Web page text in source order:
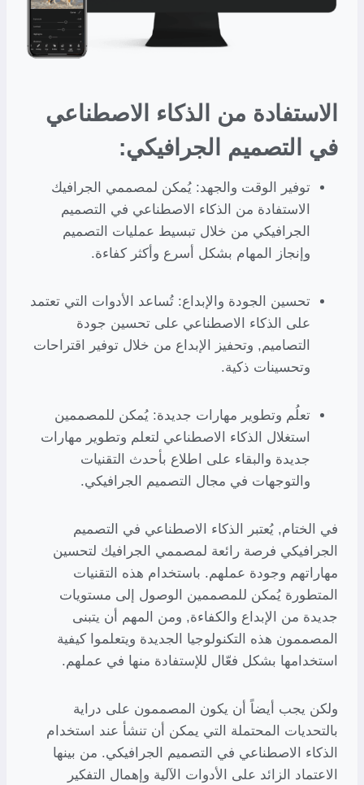
الاستفادة من الذكاء الاصطناعي
في التصميم الجرافيكي:
توفير الوقت والجهد: يُمكن لمصممي الجرافيك
الاستفادة من الذكاء الاصطناعي في التصميم
الجرافيكي من خلال تبسيط عمليات التصميم
وإنجاز المهام بشكل أسرع وأكثر كفاءة.
تحسين الجودة والإبداع: تُساعد الأدوات التي تعتمد
على الذكاء الاصطناعي على تحسين جودة
التصاميم, وتحفيز الإبداع من خلال توفير اقتراحات
وتحسينات ذكية.
تعلُم وتطوير مهارات جديدة: يُمكن للمصممين
استغلال الذكاء الاصطناعي لتعلم وتطوير مهارات
جديدة والبقاء على اطلاع بأحدث التقنيات
والتوجهات في مجال التصميم الجرافيكي.
في الختام, يُعتبر الذكاء الاصطناعي في التصميم
الجرافيكي فرصة رائعة لمصممي الجرافيك لتحسين
مهاراتهم وجودة عملهم. باستخدام هذه التقنيات
المتطورة يُمكن للمصممين الوصول إلى مستويات
جديدة من الإبداع والكفاءة, ومن المهم أن يتبنى
المصممون هذه التكنولوجيا الجديدة ويتعلموا كيفية
استخدامها بشكل فعّال للإستفادة منها في عملهم.
ولكن يجب أيضاً أن يكون المصممون على دراية
بالتحديات المحتملة التي يمكن أن تنشأ عند استخدام
الذكاء الاصطناعي في التصميم الجرافيكي. من بينها
الاعتماد الزائد على الأدوات الآلية وإهمال التفكير